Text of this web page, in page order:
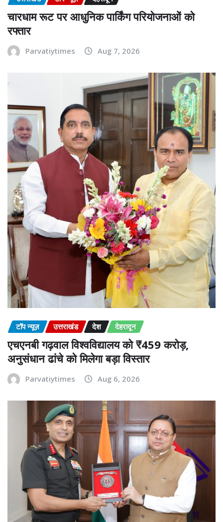
चारधाम रूट पर आधुनिक पार्किंग परियोजनाओं को
रफ्तार
Parvatiytimes Aug 7, 2026
टॉप न्यूज़ उत्तराखंड देश देहरादून
एचएनबी गढ़वाल विश्वविद्यालय को ₹459 करोड़,
अनुसंधान ढांचे को मिलेगा बड़ा विस्तार
Parvatiytimes Aug 6, 2026